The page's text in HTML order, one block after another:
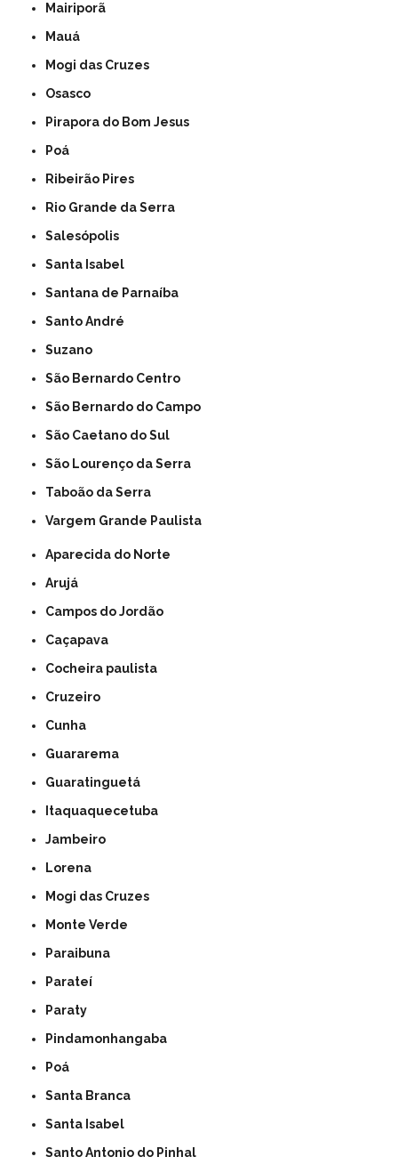
Mairiporã
Mauá
Mogi das Cruzes
Osasco
Pirapora do Bom Jesus
Poá
Ribeirão Pires
Rio Grande da Serra
Salesópolis
Santa Isabel
Santana de Parnaíba
Santo André
Suzano
São Bernardo Centro
São Bernardo do Campo
São Caetano do Sul
São Lourenço da Serra
Taboão da Serra
Vargem Grande Paulista
Aparecida do Norte
Arujá
Campos do Jordão
Caçapava
Cocheira paulista
Cruzeiro
Cunha
Guararema
Guaratinguetá
Itaquaquecetuba
Jambeiro
Lorena
Mogi das Cruzes
Monte Verde
Paraibuna
Parateí
Paraty
Pindamonhangaba
Poá
Santa Branca
Santa Isabel
Santo Antonio do Pinhal